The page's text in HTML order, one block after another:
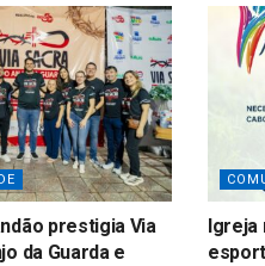
prestigia Via
da Guarda e
Igreja